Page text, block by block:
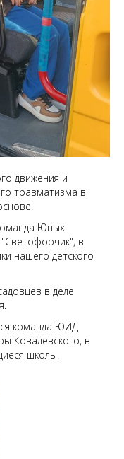
движения и
травматизма в
Юных
в
нашего детского
в деле
команда ЮИД
Ковалевского, в
школы.